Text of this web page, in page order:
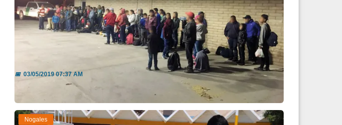
Se entregan 231 migrantes A la Patrulla ...
📅03/05/2019 07:37 AM
Leer más
Nogales